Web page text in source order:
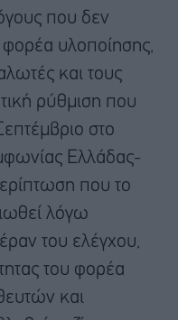
που δεν
υλοποίησης,
και τους
ρύθμιση που
στο
Ελλάδας-
που το
λόγω
του ελέγχου,
του φορέα
και